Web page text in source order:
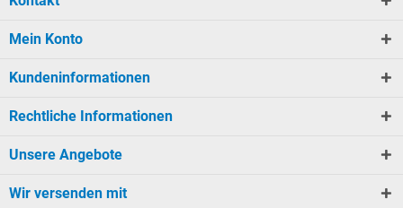
Mein Konto
Kundeninformationen
Rechtliche Informationen
Unsere Angebote
Wir versenden mit